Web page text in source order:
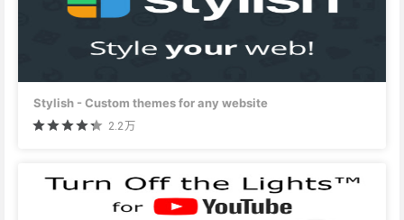
Stylish - Custom themes for any website
2.2万